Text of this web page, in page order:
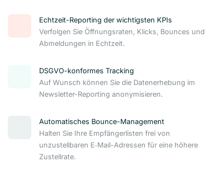
Echtzeit-Reporting der wichtigsten KPIs
Verfolgen Sie Öffnungsraten, Klicks, Bounces und
Abmeldungen in Echtzeit.
DSGVO-konformes Tracking
Auf Wunsch können Sie die Datenerhebung im
Newsletter-Reporting anonymisieren.
Automatisches Bounce-Management
Halten Sie Ihre Empfängerlisten frei von
unzustellbaren E‑Mail-Adressen für eine höhere
Zustellrate.